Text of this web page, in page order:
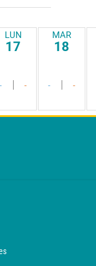
LUN
17
-
MAR
18
- -